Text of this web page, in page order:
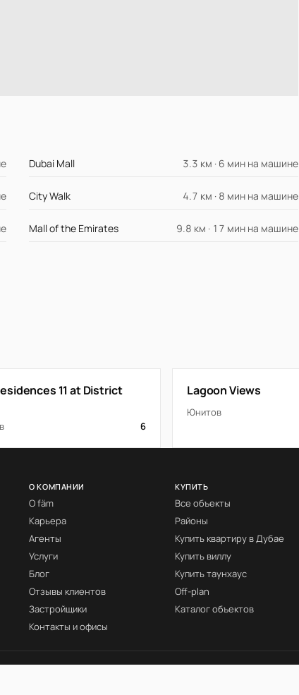
Dubai Mall 3.3 км · 6 мин на машине
City Walk 4.7 км · 8 мин на машине
Mall of the Emirates 9.8 км · 17 мин на машине
11 at District
6
Lagoon Views
Юнитов
О КОМПАНИИ
О fäm
Карьера
Агенты
Услуги
Блог
Отзывы клиентов
Застройщики
Контакты и офисы
КУПИТЬ
Все объекты
Районы
Купить квартиру в Дубае
Купить виллу
Купить таунхаус
Off-plan
Каталог объектов